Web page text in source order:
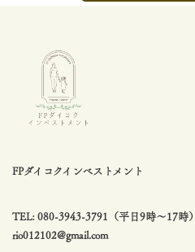
FPダイコクインベストメント
TEL: 080-3943-3791（平日9時〜17時）
rio012102@gmail.com